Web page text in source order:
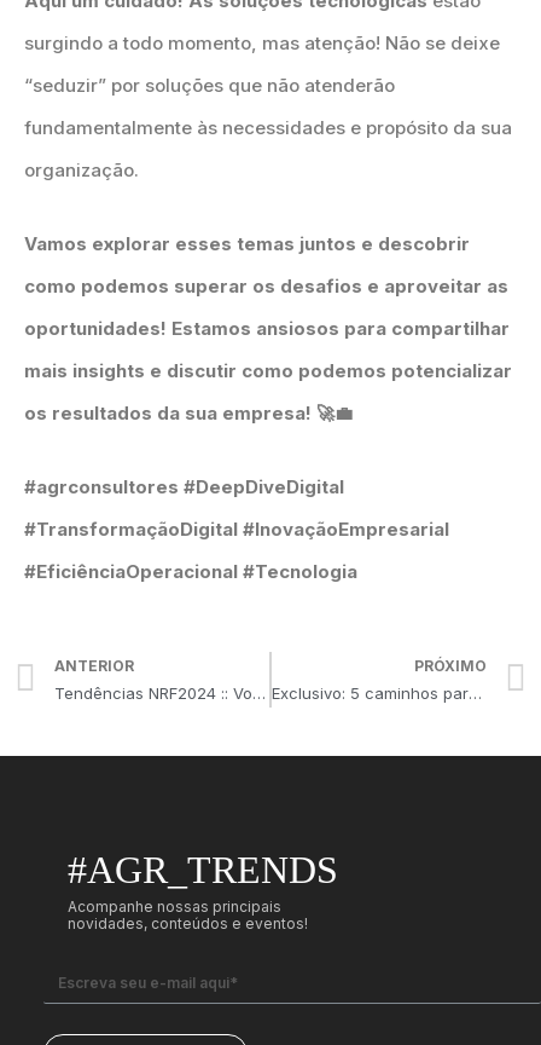
surgindo a todo momento, mas atenção! Não se deixe
“seduzir” por soluções que não atenderão
fundamentalmente às necessidades e propósito da sua
organização.
Vamos explorar esses temas juntos e descobrir
como podemos superar os desafios e aproveitar as
oportunidades! Estamos ansiosos para compartilhar
mais insights e discutir como podemos potencializar
os resultados da sua empresa! 🚀💼
#agrconsultores #DeepDiveDigital
#TransformaçãoDigital #InovaçãoEmpresarial
#EficiênciaOperacional #Tecnologia
ANTERIOR
Tendências NRF2024 :: Você está pronto para mudar o jogo?
PRÓXIMO
Exclusivo: 5 caminhos para aumentar as vendas de HPPC em fármacias
#AGR_TRENDS
Acompanhe nossas principais
novidades, conteúdos e eventos!